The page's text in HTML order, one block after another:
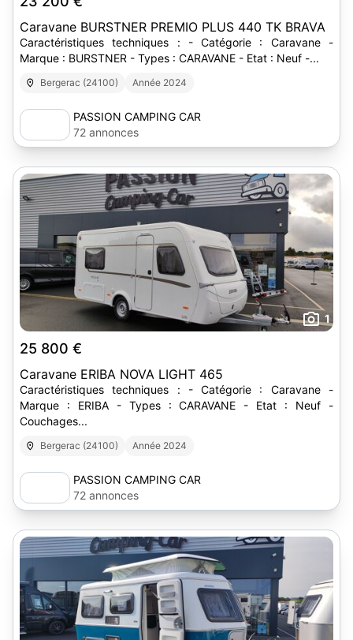
Caravane BURSTNER PREMIO PLUS 440 TK BRAVA
Caractéristiques techniques : - Catégorie : Caravane -
Marque : BURSTNER - Types : CARAVANE - Etat : Neuf -...
Bergerac (24100) Année 2024
PASSION CAMPING CAR
72 annonces
1
25 800 €
Caravane ERIBA NOVA LIGHT 465
Caractéristiques techniques : - Catégorie : Caravane -
Marque : ERIBA - Types : CARAVANE - Etat : Neuf -
Couchages...
Bergerac (24100) Année 2024
PASSION CAMPING CAR
72 annonces